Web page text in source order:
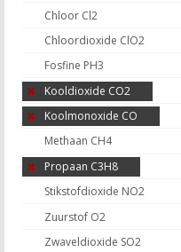
Chloor Cl2
Chloordioxide ClO2
Fosfine PH3
Kooldioxide CO2
Koolmonoxide CO
Methaan CH4
Propaan C3H8
Stikstofdioxide NO2
Zuurstof O2
Zwaveldioxide SO2